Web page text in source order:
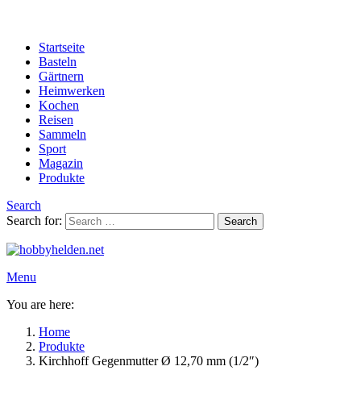
Startseite
Basteln
Gärtnern
Heimwerken
Kochen
Reisen
Sammeln
Sport
Magazin
Produkte
Search
Search for:
Search
Menu
You are here:
Home
Produkte
Kirchhoff Gegenmutter Ø 12,70 mm (1/2″)